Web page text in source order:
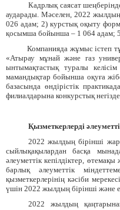
Кадрлық саясат
аударады. Мәселен, 2022
026 адам; 2) курстық оқыту
қосымша бойынша – 1 064 адам;
Компанияда жұмыс істеп
«Атырау мұнай және газ
ынтымақтастық туралы
мамандықтар бойынша оқуға
базасында өндірістік
филиалдарына конкурстық
Қызметкерлерді
2022 жылдың бірінші
сыйлықақылардан басқа
әлеуметтік кепілдіктер,
барлық әлеуметтік
қызметкерлерінің кәсіби
үшін 2022 жылдың бірінші және
2022 жылдың